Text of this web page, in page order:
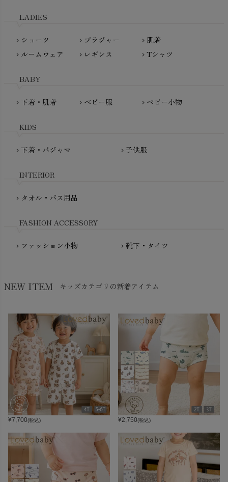
nanadecor（ナナデェコール）
Haruulala（ハルウララ）
PeopleTree（ピープルツリー）
PRISTINE（プリスティン）
fromF（フロムエフ）
Madame MO（マダムモー）
maggies（マギーズ）
MATONA（マトナ）
mini rodini（ミニロディーニ）
My Little Cozmo（マイリトルコズモ）
NewNative（ニューネイティブ）
LADIES
chevron_right ショーツ chevron_right ブラジャー chevron_right 肌着
chevron_right ルームウェア chevron_right レギンス chevron_rightTシャツ
BABY
chevron_right 下着・肌着 chevron_right ベビー服 chevron_right ベビー小物
KIDS
chevron_right 下着・パジャマ chevron_right 子供服
INTERIOR
chevron_right タオル・バス用品
FASHION ACCESSORY
chevron_right ファッション小物 chevron_right 靴下・タイツ
NEW ITEM キッズカテゴリの新着アイテム
¥7,700(税込) ¥2,750(税込)